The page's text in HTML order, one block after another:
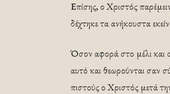
Επίσης, ο Χριστός
δέχτηκε τα ανήκουστα
Όσον αφορά στο μέλι και
αυτό και θεωρούνται σαν
πιστούς ο Χριστός μετά